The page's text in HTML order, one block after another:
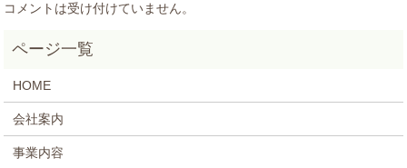
コメントは受け付けていません。
HOME
会社案内
事業内容